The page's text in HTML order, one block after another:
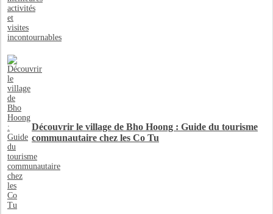
Découvrir le village de Bho Hoong : Guide du tourisme
communautaire chez les Co Tu